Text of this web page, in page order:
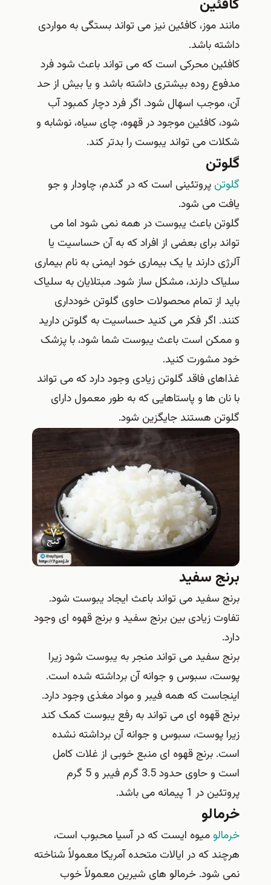
کافئین
مانند موز، کافئین نیز می تواند بستگی به مواردی
داشته باشد.
کافئین محرکی است که می تواند باعث شود فرد
مدفوع روده بیشتری داشته باشد و یا بیش از حد
آن، موجب اسهال شود. اگر فرد دچار کمبود آب
شود، کافئین موجود در قهوه، چای سیاه، نوشابه و
شکلات می تواند یبوست را بدتر کند.
گلوتن
گلوتن پروتئینی است که در گندم، چاودار و جو
یافت می شود.
گلوتن باعث یبوست در همه نمی شود اما می
تواند برای بعضی از افراد که به آن حساسیت یا
آلرژی دارند یا یک بیماری خود ایمنی به نام بیماری
سلیاک دارند، مشکل ساز شود. مبتلایان به سلیاک
باید از تمام محصولات حاوی گلوتن خودداری
کنند. اگر فکر می کنید حساسیت به گلوتن دارید
و ممکن است باعث یبوست شما شود، با پزشک
خود مشورت کنید.
غذاهای فاقد گلوتن زیادی وجود دارد که می تواند
با نان ها و پاستاهایی که به طور معمول دارای
گلوتن هستند جایگزین شود.
برنج سفید
برنج سفید می تواند باعث ایجاد یبوست شود.
تفاوت زیادی بین برنج سفید و برنج قهوه ای وجود
دارد.
برنج سفید می تواند منجر به یبوست شود زیرا
پوست، سبوس و جوانه آن برداشته شده است.
اینجاست که همه فیبر و مواد مغذی وجود دارد.
برنج قهوه ای می تواند به رفع یبوست کمک کند
زیرا پوست، سبوس و جوانه آن برداشته نشده
است. برنج قهوه ای منبع خوبی از غلات کامل
است و حاوی حدود 3.5 گرم فیبر و 5 گرم
پروتئین در 1 پیمانه می باشد.
خرمالو
خرمالو میوه ایست که در آسیا محبوب است،
هرچند که در ایالات متحده آمریکا معمولاً شناخته
نمی شود. خرمالو های شیرین معمولاً خوب